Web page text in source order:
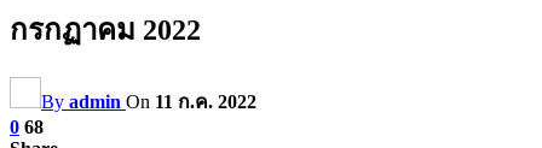
กรกฏาคม 2022
By admin On 11 ก.ค. 2022
0 68